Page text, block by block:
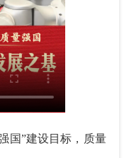
国”建设目标，质量